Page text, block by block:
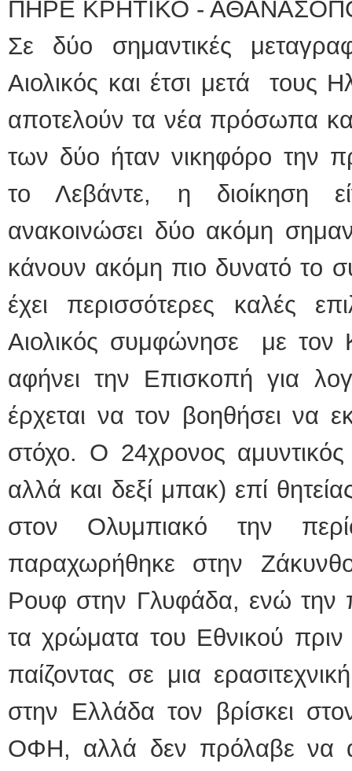
ΠΗΡΕ ΚΡΗΤΙΚΟ -
Σε δύο σημαντικές
Αιολικός και έτσι μετά τους
αποτελούν τα νέα πρόσωπα
των δύο ήταν νικηφόρο την
το Λεβάντε, η διοίκηση
ανακοινώσει δύο ακόμη
κάνουν ακόμη πιο δυνατό το
έχει περισσότερες καλές
Αιολικός συμφώνησε με
αφήνει την Επισκοπή για
έρχεται να τον βοηθήσει να
στόχο. Ο 24χρονος
αλλά και δεξί μπακ) επί
στον Ολυμπιακό την
παραχωρήθηκε στην
Ρουφ στην Γλυφάδα, ενώ την
τα χρώματα του Εθνικού πριν
παίζοντας σε μια
στην Ελλάδα τον βρίσκει
ΟΦΗ, αλλά δεν πρόλαβε να